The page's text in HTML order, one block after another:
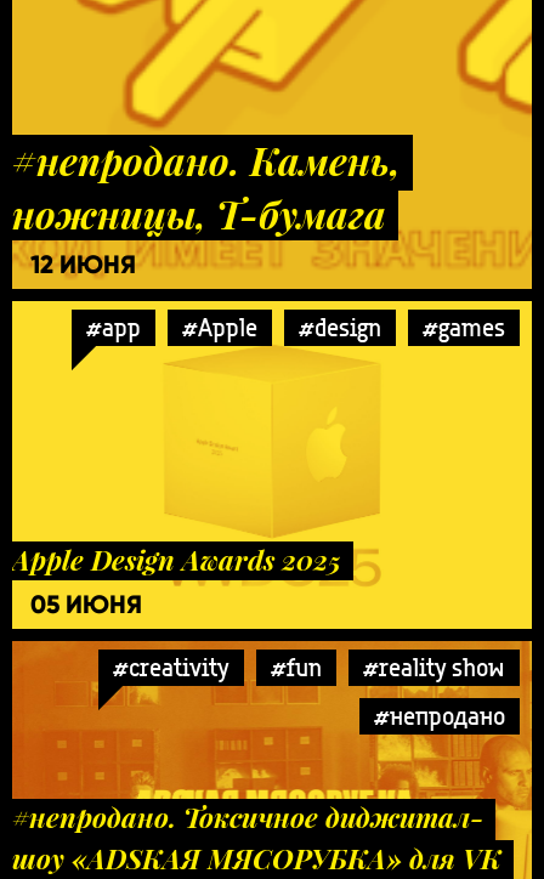
#непродано. Камень,
ножницы, Т-бумага
12 ИЮНЯ
#app #Apple #design #games
Apple Design Awards 2025
05 ИЮНЯ
#creativity #fun
#reality show
#непродано
#непродано. Токсичное диджитал-
шоу «ADSКАЯ МЯСОРУБКА» для VK